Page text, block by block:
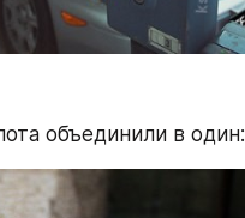
объединили в один: